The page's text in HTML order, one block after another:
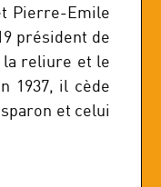
Pierre-Emile
président de
la reliure et le
1937, il cède
et celui